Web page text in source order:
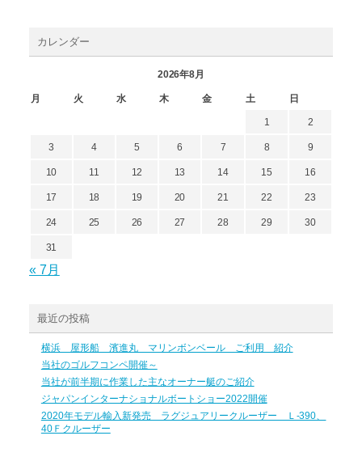
カレンダー
2026年8月
月 火 水 木 金 土 日
1 2
3 4 5 6 7 8 9
10 11 12 13 14 15 16
17 18 19 20 21 22 23
24 25 26 27 28 29 30
31
« 7月
最近の投稿
横浜 屋形船 濱進丸 マリンボンベール ご利用 紹介
当社のゴルフコンペ開催～
当社が前半期に作業した主なオーナー艇のご紹介
ジャパンインターナショナルボートショー2022開催
2020年モデル輸入新発売 ラグジュアリークルーザー Ｌ-390、
40Ｆクルーザー